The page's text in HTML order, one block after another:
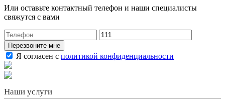
Или оставьте контактный телефон и наши специалисты
свяжутся с вами
Перезвоните мне
Я согласен с политикой конфиденциальности
Наши услуги